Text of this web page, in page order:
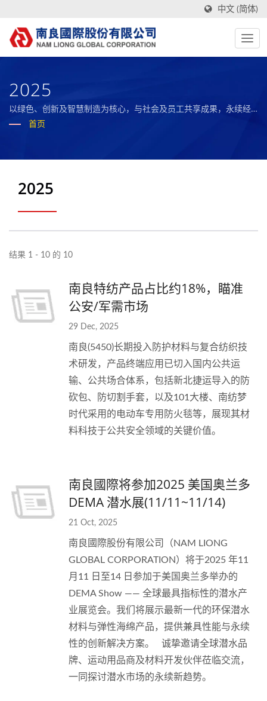
中文 (简体)
2025
以绿色、创新及智慧制造为核心，与社会及员工共享成果，永续经
营的全球复合材料之标竿企业。
首页
2025
结果 1 - 10 的 10
南良特纺产品占比约18%，瞄准
公安/军需市场
29 Dec, 2025
南良(5450)长期投入防护材料与复合纺织技
术研发，产品终端应用已切入国内公共运
输、公共场合体系，包括新北捷运导入的防
砍包、防切割手套，以及101大楼、南纺梦
时代采用的电动车专用防火毯等，展现其材
料科技于公共安全领域的关键价值。
南良國際将参加2025 美国奥兰多
DEMA 潜水展(11/11~11/14)
21 Oct, 2025
南良國際股份有限公司（NAM LIONG
GLOBAL CORPORATION）将于2025 年11
月11 日至14 日参加于美国奥兰多举办的
DEMA Show —— 全球最具指标性的潜水产
业展览会。我们将展示最新一代的环保潜水
材料与弹性海绵产品，提供兼具性能与永续
性的创新解决方案。 诚挚邀请全球潜水品
牌、运动用品商及材料开发伙伴莅临交流，
一同探讨潜水市场的永续新趋势。